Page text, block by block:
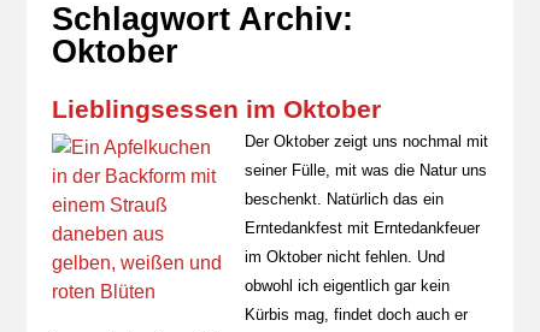
Schlagwort Archiv:
Oktober
Lieblingsessen im Oktober
Der Oktober zeigt uns nochmal mit
seiner Fülle, mit was die Natur uns
beschenkt. Natürlich das ein
Erntedankfest mit Erntedankfeuer
im Oktober nicht fehlen. Und
obwohl ich eigentlich gar kein
Kürbis mag, findet doch auch er